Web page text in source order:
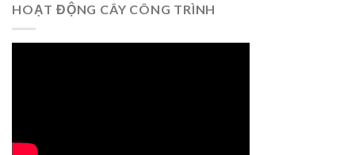
HOẠT ĐỘNG CÂY CÔNG TRÌNH